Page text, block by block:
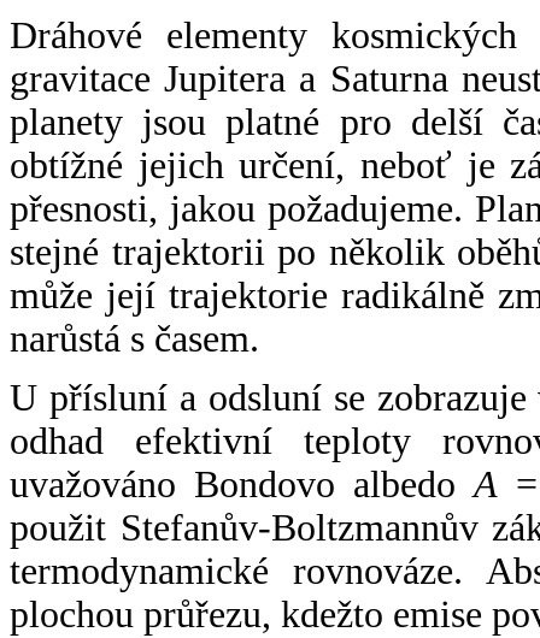
Dráhové elementy
gravitace Jupitera a Saturna
planety jsou platné pro delší
obtížné jejich určení, neboť je
přesnosti, jakou požadujeme.
stejné trajektorii po několik
může její trajektorie radikálně
narůstá s časem.
U přísluní a odsluní se
odhad efektivní teploty
uvažováno Bondovo albedoA
použit Stefanův-Boltzmannův
termodynamické rovnováze.
plochou průřezu, kdežto emise